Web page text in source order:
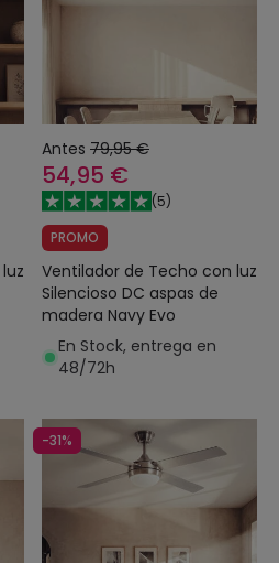
Antes 79,95 €
54,95 €
(5)
PROMO
Ventilador de Techo con luz
Silencioso DC aspas de
madera Navy Evo
En Stock, entrega en
48/72h
-31%